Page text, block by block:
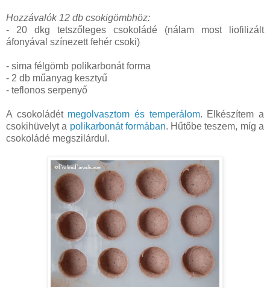
Hozzávalók 12 db csokigömbhöz:
- 20 dkg tetszőleges csokoládé (nálam most liofilizált
áfonyával színezett fehér csoki)
- sima félgömb polikarbonát forma
- 2 db műanyag kesztyű
- teflonos serpenyő
A csokoládét megolvasztom és temperálom. Elkészítem a
csokihüvelyt a polikarbonát formában. Hűtőbe teszem, míg a
csokoládé megszilárdul.